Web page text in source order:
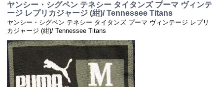
ヤンシー・シグペン テネシー タイタンズ プーマ ヴィンテ
ージ レプリカジャージ (紺)/ Tennessee Titans
ヤンシー・シグペン テネシー タイタンズ プーマ ヴィンテージ レプリ
カジャージ (紺)/ Tennessee Titans